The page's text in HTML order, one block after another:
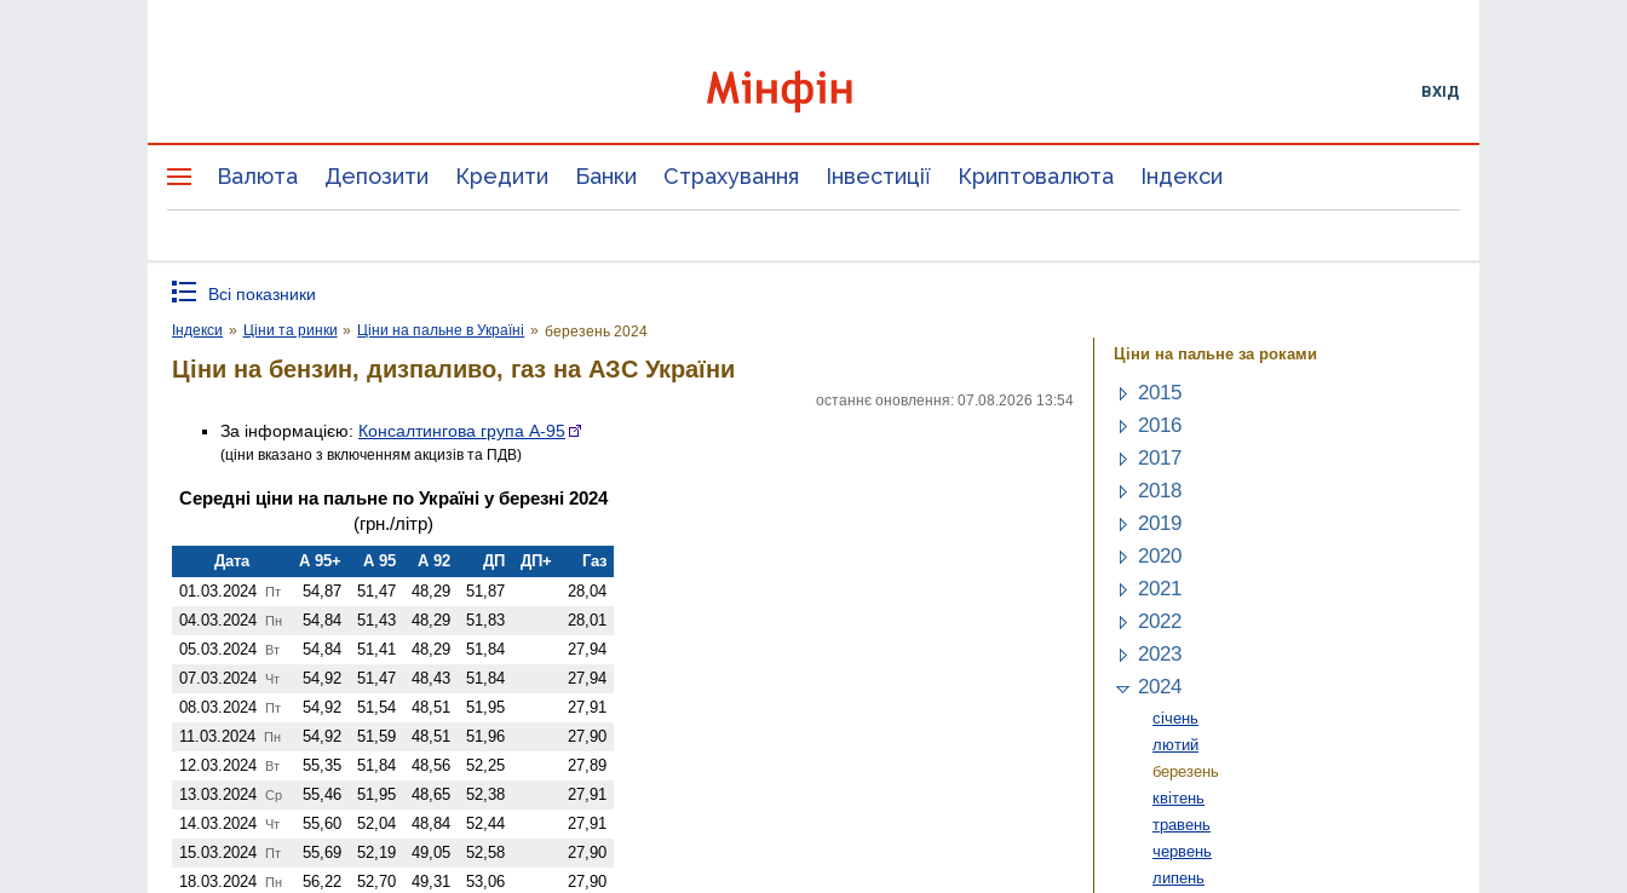
ВХІД
Валюта Депозити Кредити Банки Страхування Інвестиції Криптовалюта Індекси
Всі показники
Індекси » Ціни та ринки » Ціни на пальне в Україні » березень 2024
Ціни на бензин, дизпаливо, газ на АЗС України
останнє оновлення: 07.08.2026 13:54
За інформацією: Консалтингова група А-95
(ціни вказано з включенням акцизів та ПДВ)
Середні ціни на пальне по Україні у березні 2024
(грн./літр)
Дата А 95+ А 95 А 92 ДП ДП+
Газ
01.03.2024
Пт 54,87 51,47 48,29 51,87
28,04
04.03.2024
Пн 54,84 51,43 48,29 51,83
28,01
05.03.2024
Вт 54,84 51,41 48,29 51,84
27,94
07.03.2024
Чт 54,92 51,47 48,43 51,84
27,94
08.03.2024
Пт 54,92 51,54 48,51 51,95
27,91
11.03.2024
Пн 54,92 51,59 48,51 51,96
27,90
12.03.2024
Вт 55,35 51,84 48,56 52,25
27,89
13.03.2024 Ср 55,46 51,95 48,65 52,38
27,91
14.03.2024
Чт 55,60 52,04 48,84 52,44
27,91
15.03.2024
Пт 55,69 52,19 49,05 52,58
27,90
18.03.2024
Пн 56,22 52,70 49,31 53,06
27,90
Ціни на пальне за роками
2015
2016
2017
2018
2019
2020
2021
2022
2023
2024
січень
лютий
березень
квітень
травень
червень
липень